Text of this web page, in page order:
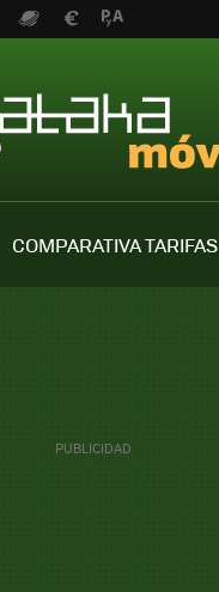
COMPARATIVA TARIFAS